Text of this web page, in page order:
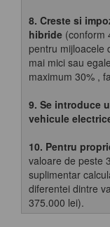
8. Creste si
hibride (conform
pentru mijloacele
mai mici sau
maximum 30% ,
9. Se introduce
vehicule
10. Pentru
valoare de peste
suplimentar
diferentei dintre
375.000 lei).